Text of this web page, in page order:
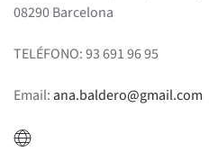
08290 Barcelona
TELÉFONO: 93 691 96 95
Email: ana.baldero@gmail.com